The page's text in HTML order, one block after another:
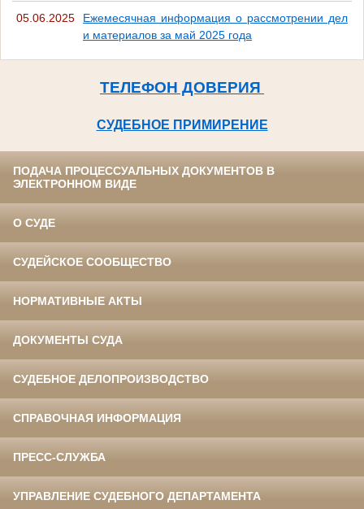
05.06.2025
Ежемесячная информация о рассмотрении дел
и материалов за май 2025 года
ТЕЛЕФОН ДОВЕРИЯ
СУДЕБНОЕ ПРИМИРЕНИЕ
ПОДАЧА ПРОЦЕССУАЛЬНЫХ ДОКУМЕНТОВ В
ЭЛЕКТРОННОМ ВИДЕ
О СУДЕ
СУДЕЙСКОЕ СООБЩЕСТВО
НОРМАТИВНЫЕ АКТЫ
ДОКУМЕНТЫ СУДА
СУДЕБНОЕ ДЕЛОПРОИЗВОДСТВО
СПРАВОЧНАЯ ИНФОРМАЦИЯ
ПРЕСС-СЛУЖБА
УПРАВЛЕНИЕ СУДЕБНОГО ДЕПАРТАМЕНТА